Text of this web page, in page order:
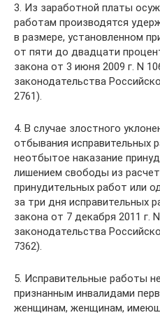
3. Из заработной платы
работам производятся
в размере, установленном
от пяти до двадцати
закона от 3 июня 2009 г. N
законодательства
2761).
4. В случае злостного
отбывания исправительных
неотбытое наказание
лишением свободы из
принудительных работ или
за три дня исправительных
закона от 7 декабря 2011 г.
законодательства
7362).
5. Исправительные работы
признанным инвалидами
женщинам, женщинам,